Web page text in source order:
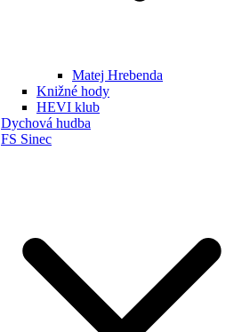
Matej Hrebenda
Knižné hody
HEVI klub
Dychová hudba
FS Sinec